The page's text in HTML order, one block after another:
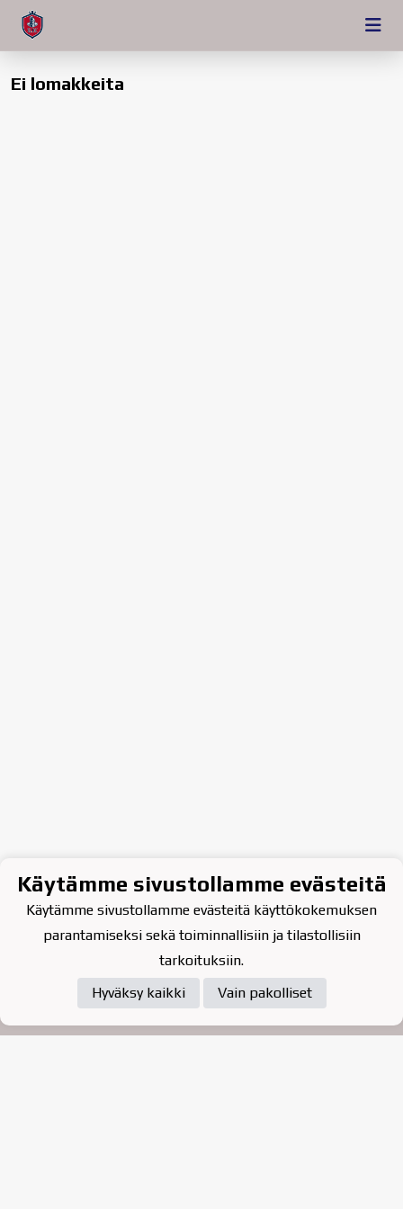
Ei lomakkeita
Tietosuojaseloste
Käytämme sivustollamme evästeitä
Käytämme sivustollamme evästeitä käyttökokemuksen
parantamiseksi sekä toiminnallisiin ja tilastollisiin
tarkoituksiin.
Hyväksy kaikki
Vain pakolliset